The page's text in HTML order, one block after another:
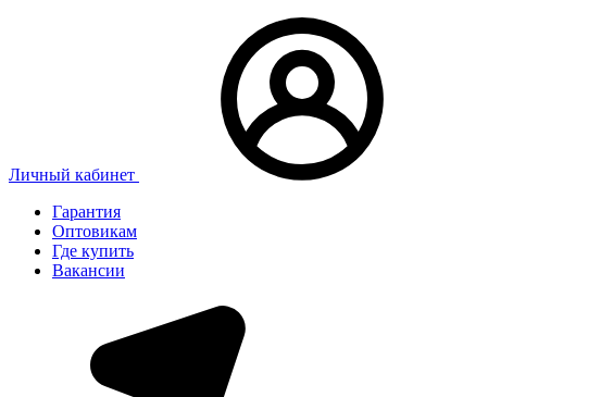
Личный кабинет
Гарантия
Оптовикам
Где купить
Вакансии